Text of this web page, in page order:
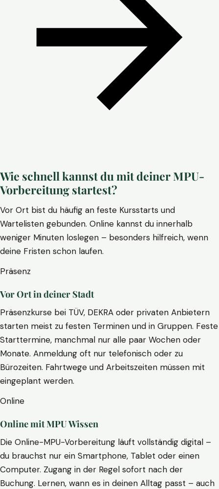
Wie schnell kannst du mit deiner MPU-
Vorbereitung startest?
Vor Ort bist du häufig an feste Kursstarts und
Wartelisten gebunden. Online kannst du innerhalb
weniger Minuten loslegen – besonders hilfreich, wenn
deine Fristen schon laufen.
Präsenz
Vor Ort in deiner Stadt
Präsenzkurse bei TÜV, DEKRA oder privaten Anbietern
starten meist zu festen Terminen und in Gruppen. Feste
Starttermine, manchmal nur alle paar Wochen oder
Monate. Anmeldung oft nur telefonisch oder zu
Bürozeiten. Fahrtwege und Arbeitszeiten müssen mit
eingeplant werden.
Online
Online mit MPU Wissen
Die Online-MPU-Vorbereitung läuft vollständig digital –
du brauchst nur ein Smartphone, Tablet oder einen
Computer. Zugang in der Regel sofort nach der
Buchung. Lernen, wann es in deinen Alltag passt – auch